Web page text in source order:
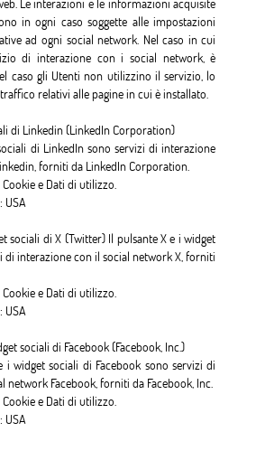
in ogni caso soggette alle impostazioni
ad ogni social network. Nel caso in cui
di interazione con i social network, è
caso gli Utenti non utilizzino il servizio, lo
relativi alle pagine in cui è installato.
di Linkedin (LinkedIn Corporation)
di LinkedIn sono servizi di interazione
forniti da LinkedIn Corporation.
e Dati di utilizzo.
USA
sociali di X (Twitter) Il pulsante X e i widget
di interazione con il social network X, forniti
e Dati di utilizzo.
USA
sociali di Facebook (Facebook, Inc.)
i widget sociali di Facebook sono servizi di
Facebook, forniti da Facebook, Inc.
e Dati di utilizzo.
USA